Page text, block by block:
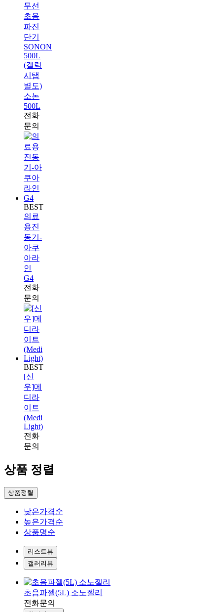
무선
초음
파진
단기
SONON
500L
(갤럭
시탭
별도)
소논
500L
전화
문의
BEST
의료
용진
동기-
아쿠
아라
인
G4
전화
문의
BEST
[신
우]메
디라
이트
(Medi
Light)
전화
문의
상품 정렬
상품정렬
낮은가격순
높은가격순
상품명순
리스트뷰
갤러리뷰
초음파젤(5L) 소노젤리
전화문의